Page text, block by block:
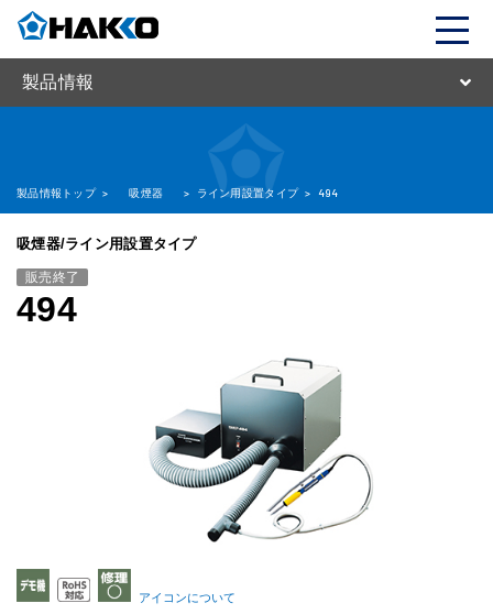
製品情報
製品情報トップ > 吸煙器 > ライン用設置タイプ > 494
吸煙器/ライン用設置タイプ
販売終了
494
アイコンについて